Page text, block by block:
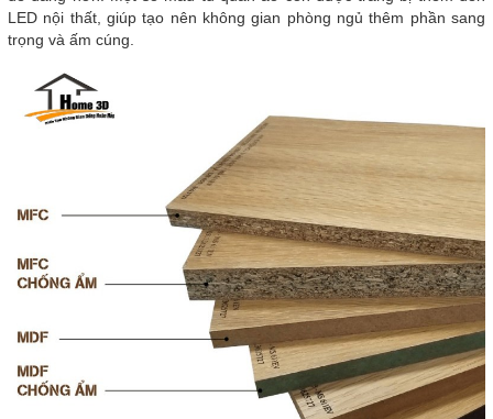
LED nội thất, giúp tạo nên không gian phòng ngủ thêm phần sang
trọng và ấm cúng.